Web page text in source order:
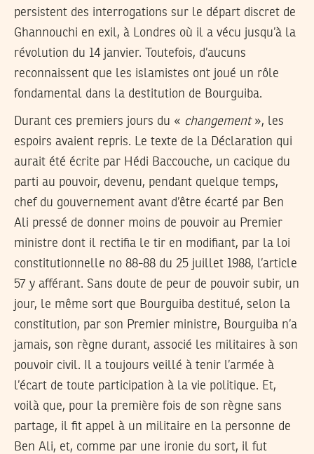
persistent des interrogations sur le départ discret de
Ghannouchi en exil, à Londres où il a vécu jusqu’à la
révolution du 14 janvier. Toutefois, d’aucuns
reconnaissent que les islamistes ont joué un rôle
fondamental dans la destitution de Bourguiba.
Durant ces premiers jours du « changement», les
espoirs avaient repris. Le texte de la Déclaration qui
aurait été écrite par Hédi Baccouche, un cacique du
parti au pouvoir, devenu, pendant quelque temps,
chef du gouvernement avant d’être écarté par Ben
Ali pressé de donner moins de pouvoir au Premier
ministre dont il rectifia le tir en modifiant, par la loi
constitutionnelle no 88-88 du 25 juillet 1988, l’article
57 y afférant. Sans doute de peur de pouvoir subir, un
jour, le même sort que Bourguiba destitué, selon la
constitution, par son Premier ministre, Bourguiba n’a
jamais, son règne durant, associé les militaires à son
pouvoir civil. Il a toujours veillé à tenir l’armée à
l’écart de toute participation à la vie politique. Et,
voilà que, pour la première fois de son règne sans
partage, il fit appel à un militaire en la personne de
Ben Ali, et, comme par une ironie du sort, il fut